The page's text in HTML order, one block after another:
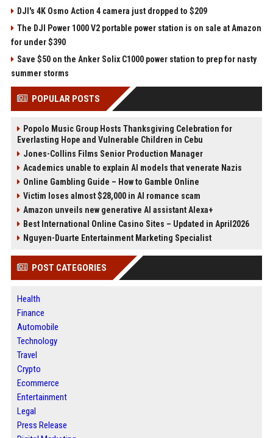
DJI's 4K Osmo Action 4 camera just dropped to $209
The DJI Power 1000 V2 portable power station is on sale at Amazon
for under $390
Save $50 on the Anker Solix C1000 power station to prep for nasty
summer storms
POPULAR POSTS
Popolo Music Group Hosts Thanksgiving Celebration for
Everlasting Hope and Vulnerable Children in Cebu
Jones-Collins Films Senior Production Manager
Academics unable to explain AI models that venerate Nazis
Online Gambling Guide – How to Gamble Online
Victim loses almost $28,000 in AI romance scam
Amazon unveils new generative AI assistant Alexa+
Best International Online Casino Sites – Updated in April2026
Nguyen-Duarte Entertainment Marketing Specialist
POST CATEGORIES
Health
Finance
Automobile
Technology
Travel
Crypto
Ecommerce
Entertainment
Legal
Press Release